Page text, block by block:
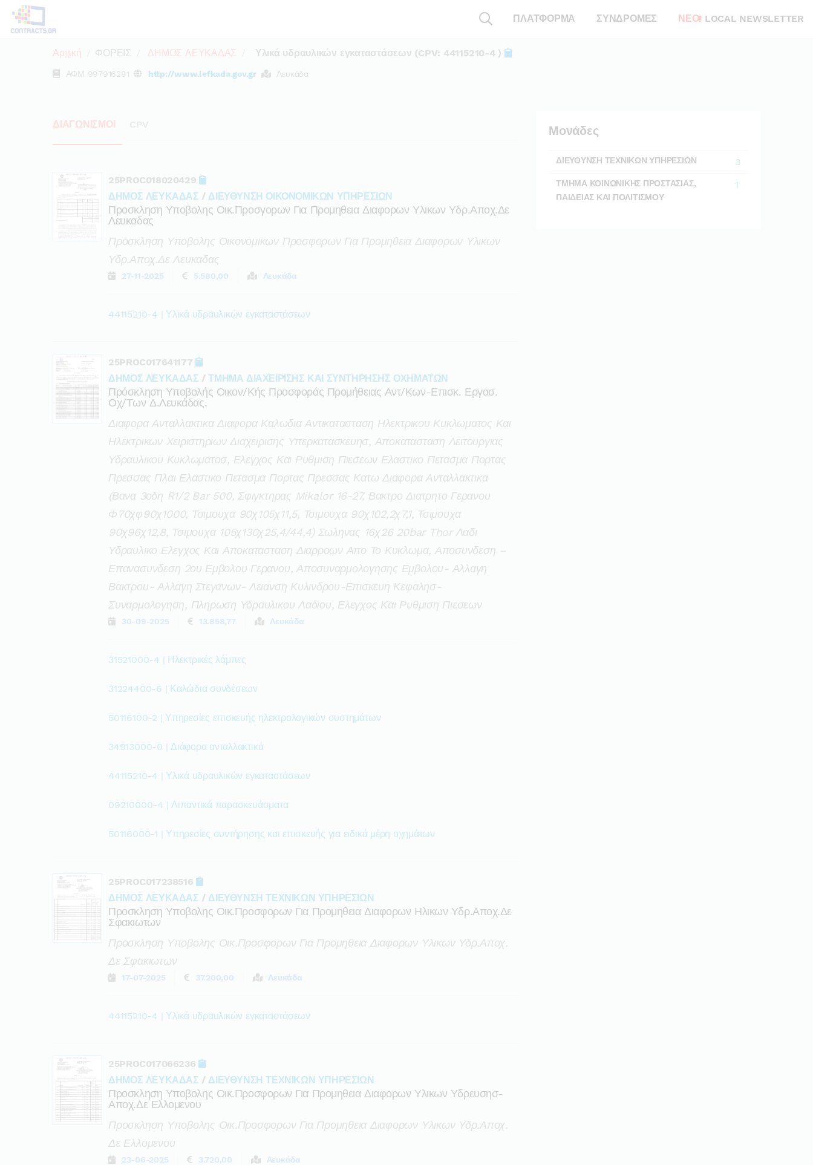
ΠΛΑΤΦΟΡΜΑ ΣΥΝΔΡΟΜΕΣ ΝΕΟ! LOCAL NEWSLETTER
Αρχική ΦΟΡΕΙΣ ΔΗΜΟΣ ΛΕΥΚΑΔΑΣ Υλικά υδραυλικών εγκαταστάσεων (CPV: 44115210-4 )
ΑΦΜ 997916281 http://www.lefkada.gov.gr Λευκάδα
Μονάδες
ΔΙΕΥΘΥΝΣΗ ΤΕΧΝΙΚΩΝ ΥΠΗΡΕΣΙΩΝ 3
ΤΜΗΜΑ ΚΟΙΝΩΝΙΚΗΣ ΠΡΟΣΤΑΣΙΑΣ,
ΠΑΙΔΕΙΑΣ ΚΑΙ ΠΟΛΙΤΙΣΜΟΥ
1
ΔΙΑΓΩΝΙΣΜΟΙ
25PROC018020429
ΔΗΜΟΣ ΛΕΥΚΑΔΑΣ / ΔΙΕΥΘΥΝΣΗ ΟΙΚΟΝΟΜΙΚΩΝ ΥΠΗΡΕΣΙΩΝ
Προσκληση Υποβολης Οικ.προσγορων Για Προμηθεια Διαφορων Υλικων Υδρ.αποχ.δε
Λευκαδας
Προσκληση Υποβολης Οικονομικων Προσφορων Για Προμηθεια Διαφορων Υλικων
Υδρ.αποχ.δε Λευκαδας
27-11-2025 5.580,00 Λευκάδα
44115210-4 | Υλικά υδραυλικών εγκαταστάσεων
25PROC017641177
ΔΗΜΟΣ ΛΕΥΚΑΔΑΣ /ΤΜΗΜΑ ΔΙΑΧΕΙΡΙΣΗΣ ΚΑΙ ΣΥΝΤΗΡΗΣΗΣ ΟΧΗΜΑΤΩΝ
Πρόσκληση Υποβολής Οικον/κής Προσφοράς Προμήθειας Αντ/κων-Επισκ. Εργασ.
Οχ/των Δ.λευκάδας.
Διαφορα Ανταλλακτικα Διαφορα Καλωδια Αντικατασταση Ηλεκτρικου Κυκλωματος Και
Ηλεκτρικων Χειριστηριων Διαχειρισης Υπερκατασκευησ, Αποκατασταση Λειτουργιας
Υδραυλικου Κυκλωματοσ, Ελεγχος Και Ρυθμιση Πιεσεων Ελαστικο Πετασμα Πορτας
Πρεσσας Πλαι Ελαστικο Πετασμα Πορτας Πρεσσας Κατω Διαφορα Ανταλλακτικα
(βανα 3οδη R1/2 Bar 500, Σφιγκτηρας Mikalor 16-27, Βακτρο Διατρητο Γερανου
Φ70χφ90χ1000, Τσιμουχα 90χ105χ11,5, Τσιμουχα 90χ102,2χ7,1, Τσιμουχα
90χ96χ12,8, Τσιμουχα 105χ130χ25,4/44,4) Σωληνας 16χ26 20bar Thor Λαδι
Υδραυλικο Ελεγχος Και Αποκατασταση Διαρροων Απο Το Κυκλωμα, Αποσυνδεση –
Επανασυνδεση 2ου Εμβολου Γερανου, Αποσυναρμολογησης Εμβολου- Αλλαγη
Βακτρου- Αλλαγη Στεγανων- Λειανση Κυλινδρου-Επισκευη Κεφαλησ-
Συναρμολογηση, Πληρωση Υδραυλικου Λαδιου, Ελεγχος Και Ρυθμιση Πιεσεων
30-09-2025 13.858,77 Λευκάδα
31521000-4 | Ηλεκτρικές λάμπες
31224400-6 | Καλώδια συνδέσεων
50116100-2 | Υπηρεσίες επισκευής ηλεκτρολογικών συστημάτων
34913000-0 | Διάφορα ανταλλακτικά
44115210-4 | Υλικά υδραυλικών εγκαταστάσεων
09210000-4 | Λιπαντικά παρασκευάσματα
50116000-1 | Υπηρεσίες συντήρησης και επισκευής για ειδικά μέρη οχημάτων
25PROC017238516
ΔΗΜΟΣ ΛΕΥΚΑΔΑΣ / ΔΙΕΥΘΥΝΣΗ ΤΕΧΝΙΚΩΝ ΥΠΗΡΕΣΙΩΝ
Προσκληση Υποβολης Οικ.προσφορων Για Προμηθεια Διαφορων Ηλικων Υδρ.αποχ.δε
Σφακιωτων
Προσκληση Υποβολης Οικ.προσφορων Για Προμηθεια Διαφορων Υλικων Υδρ.αποχ.
Δε Σφακιωτων
17-07-2025 37.200,00 Λευκάδα
44115210-4 | Υλικά υδραυλικών εγκαταστάσεων
25PROC017066236
ΔΗΜΟΣ ΛΕΥΚΑΔΑΣ / ΔΙΕΥΘΥΝΣΗ ΤΕΧΝΙΚΩΝ ΥΠΗΡΕΣΙΩΝ
Προσκληση Υποβολης Οικ.προσφορων Για Προμηθεια Διαφορων Υλικων Υδρευσησ-
Αποχ.δε Ελλομενου
Προσκληση Υποβολης Οικ.προσφορων Για Προμηθεια Διαφορων Υλικων Υδρ.αποχ.
Δε Ελλομενου
23-06-2025 3.720,00 Λευκάδα